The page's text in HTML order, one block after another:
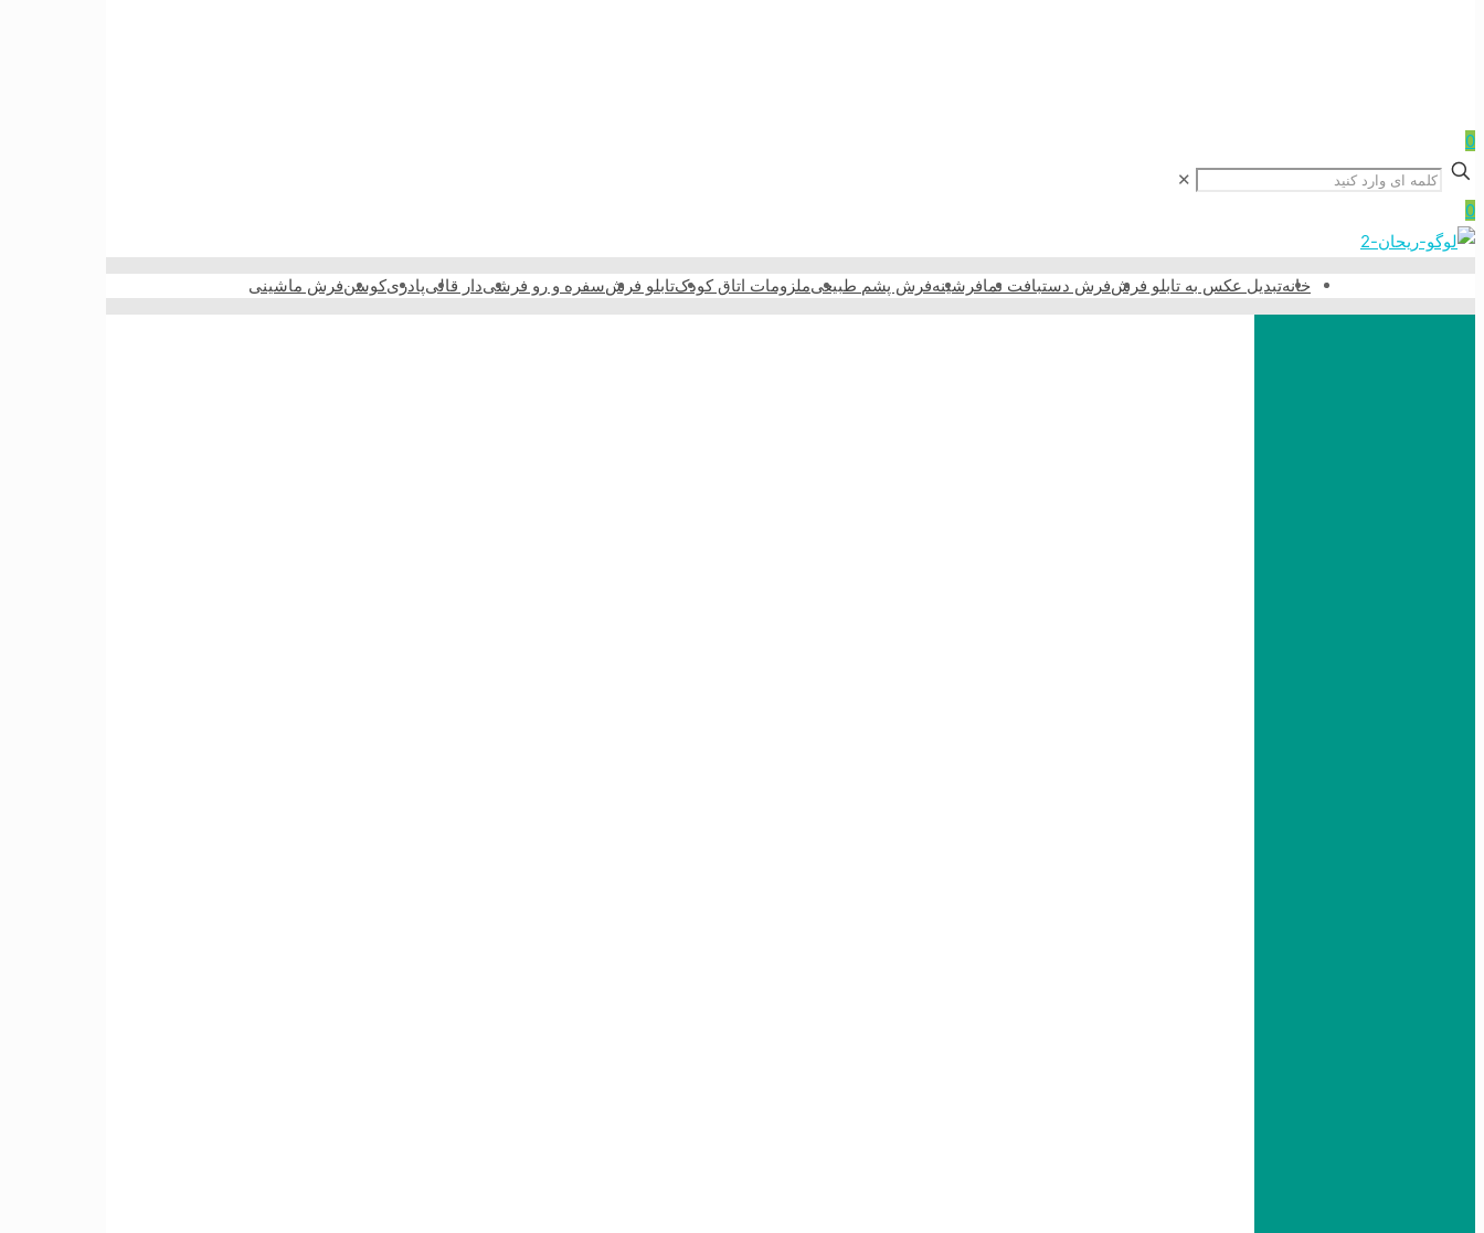
0
✕
0
خانهتبدیل عکس به تابلو فرشفرش دستبافت نمافرشینهفرش پشم طبیعیملزومات اتاق کودکتابلو فرشسفره و رو فرشیدار قالیپادریکوسنفرش ماشینی